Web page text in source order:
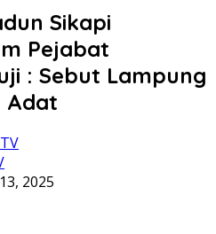
Sikapi
Pejabat
: Sebut Lampung
Adat
2025